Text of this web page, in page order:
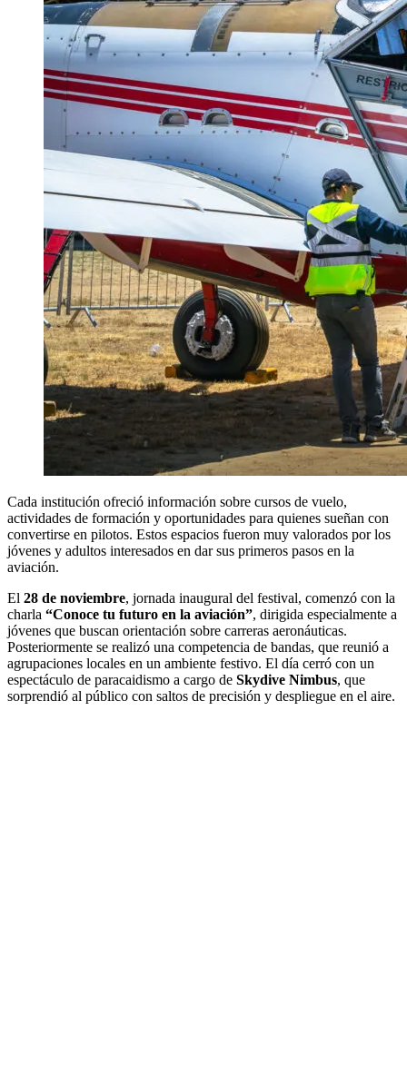
Cada institución ofreció información sobre cursos de vuelo,
actividades de formación y oportunidades para quienes sueñan con
convertirse en pilotos. Estos espacios fueron muy valorados por los
jóvenes y adultos interesados en dar sus primeros pasos en la
aviación.
El 28 de noviembre, jornada inaugural del festival, comenzó con la
charla “Conoce tu futuro en la aviación”, dirigida especialmente a
jóvenes que buscan orientación sobre carreras aeronáuticas.
Posteriormente se realizó una competencia de bandas, que reunió a
agrupaciones locales en un ambiente festivo. El día cerró con un
espectáculo de paracaidismo a cargo de Skydive Nimbus, que
sorprendió al público con saltos de precisión y despliegue en el aire.